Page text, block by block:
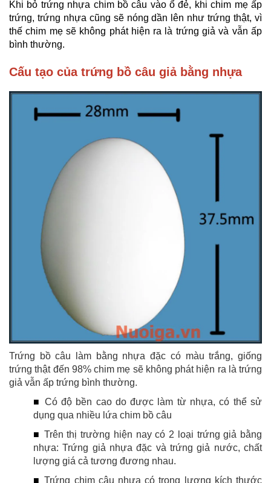
Khi bỏ trứng nhựa chim bồ câu vào ổ đẻ, khi chim mẹ ấp
trứng, trứng nhựa cũng sẽ nóng dần lên như trứng thật, vì
thế chim mẹ sẽ không phát hiện ra là trứng giả và vẫn ấp
bình thường.
Cấu tạo của trứng bồ câu giả bằng nhựa
Trứng bồ câu làm bằng nhựa đặc có màu trắng, giống
trứng thật đến 98% chim mẹ sẽ không phát hiện ra là trứng
giả vẫn ấp trứng bình thường.
■ Có độ bền cao do được làm từ nhựa, có thể sử
dụng qua nhiều lứa chim bồ câu
■ Trên thị trường hiện nay có 2 loại trứng giả bằng
nhựa: Trứng giả nhựa đặc và trứng giả nước, chất
lượng giá cả tương đương nhau.
■Trứng chim câu nhựa có trọng lượng kích thước